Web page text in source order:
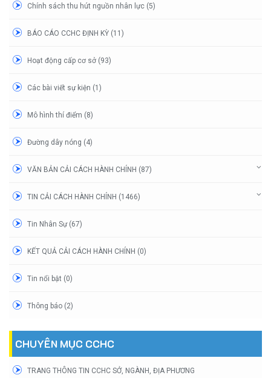
Chính sách thu hút nguồn nhân lực (5)
BÁO CÁO CCHC ĐỊNH KỲ (11)
Hoạt động cấp cơ sở (93)
Các bài viết sự kiện (1)
Mô hình thí điểm (8)
Đường dây nóng (4)
VĂN BẢN CẢI CÁCH HÀNH CHÍNH (87)
TIN CẢI CÁCH HÀNH CHÍNH (1466)
Tin Nhân Sự (67)
KẾT QUẢ CẢI CÁCH HÀNH CHÍNH (0)
Tin nổi bật (0)
Thông báo (2)
CHUYÊN MỤC CCHC
TRANG THÔNG TIN CCHC SỞ, NGÀNH, ĐỊA PHƯƠNG